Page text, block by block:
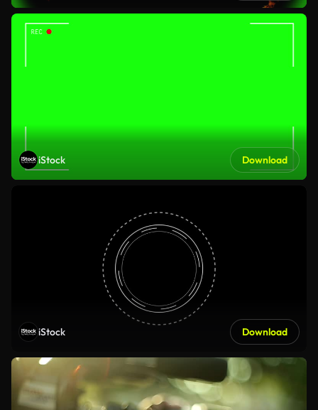
iStock Download
iStock Download